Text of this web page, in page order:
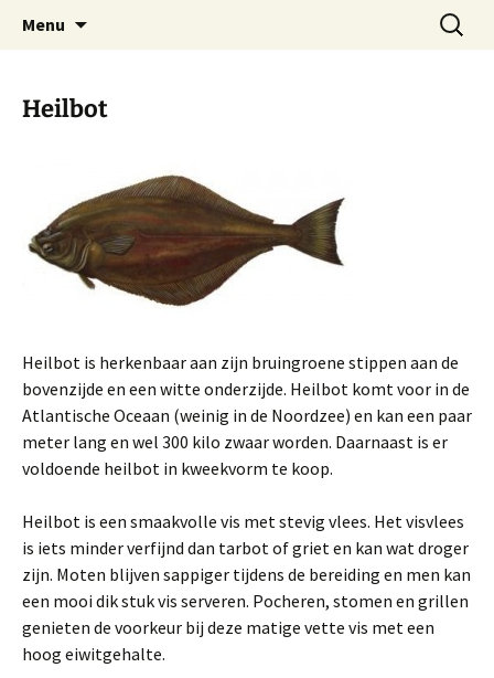
Vishandel Bunschoten in
Huizen
Menu
Zoeken
naar:
Heilbot
Heilbot is herkenbaar aan zijn bruingroene stippen aan de
bovenzijde en een witte onderzijde. Heilbot komt voor in de
Atlantische Oceaan (weinig in de Noordzee) en kan een paar
meter lang en wel 300 kilo zwaar worden. Daarnaast is er
voldoende heilbot in kweekvorm te koop.
Heilbot is een smaakvolle vis met stevig vlees. Het visvlees
is iets minder verfijnd dan tarbot of griet en kan wat droger
zijn. Moten blijven sappiger tijdens de bereiding en men kan
een mooi dik stuk vis serveren. Pocheren, stomen en grillen
genieten de voorkeur bij deze matige vette vis met een
hoog eiwitgehalte.